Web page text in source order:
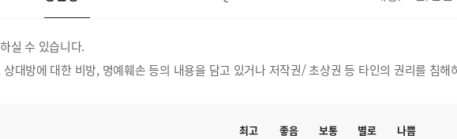
실 수 있습니다.
대방에 대한 비방, 명예훼손 등의 내용을 담고 있거나 저작권/ 초상권 등 타인의 권리를 침해
최고 좋음 보통 별로 나쁨